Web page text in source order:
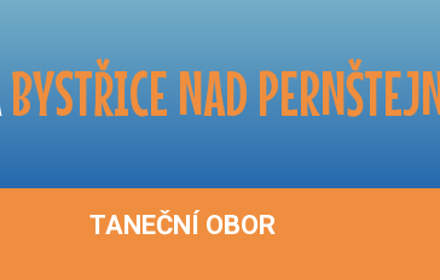
BYSTŘICE NAD
TANEČNÍ OBOR